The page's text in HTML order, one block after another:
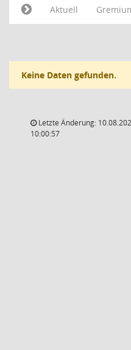
Aktuell
Keine Daten gefunden.
Letzte Änderung:
10:00:57